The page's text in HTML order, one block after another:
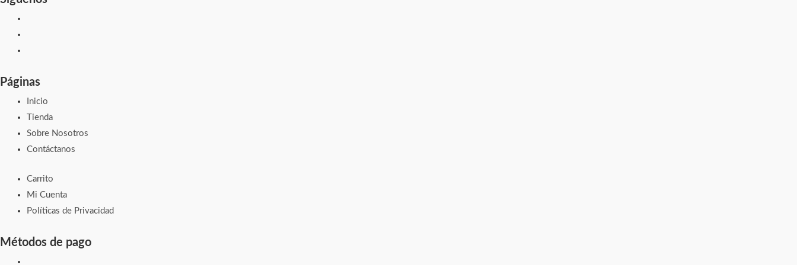
Páginas
Inicio
Tienda
Sobre Nosotros
Contáctanos
Carrito
Mi Cuenta
Políticas de Privacidad
Métodos de pago